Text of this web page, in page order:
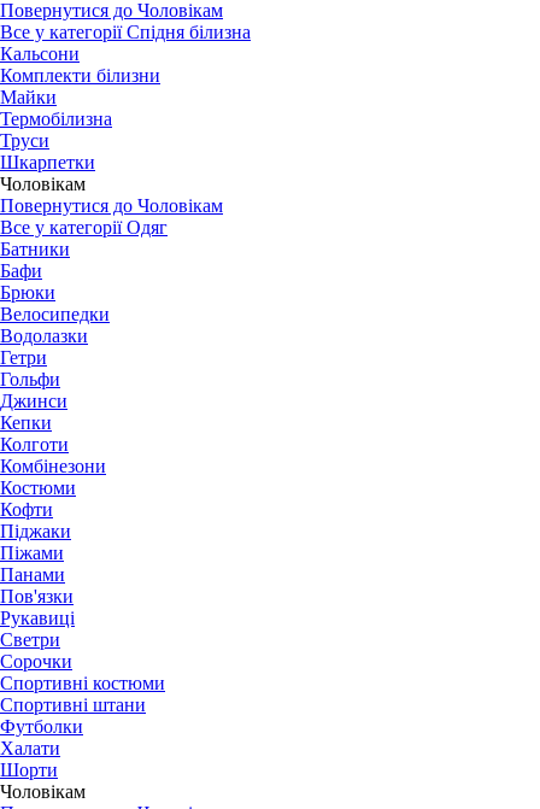
Повернутися до Чоловікам
Все у категорії Спідня білизна
Кальсони
Комплекти білизни
Майки
Термобілизна
Труси
Шкарпетки
Чоловікам
Повернутися до Чоловікам
Все у категорії Одяг
Батники
Бафи
Брюки
Велосипедки
Водолазки
Гетри
Гольфи
Джинси
Кепки
Колготи
Комбінезони
Костюми
Кофти
Піджаки
Піжами
Панами
Пов'язки
Рукавиці
Светри
Сорочки
Спортивні костюми
Спортивні штани
Футболки
Халати
Шорти
Чоловікам